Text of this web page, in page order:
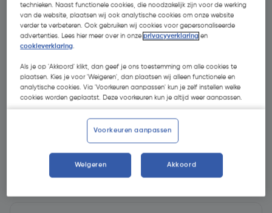
€ 181,65| Excl. btw € 150,12
technieken. Naast functionele cookies, die noodzakelijk zijn voor de werking
van de website, plaatsen wij ook analytische cookies om onze website
verder te verbeteren. Ook gebruiken wij cookies voor gepersonaliseerde
advertenties. Lees hier meer over in onzeprivacyverklaring en
cookieverklaring.
Als je op 'Akkoord' klikt, dan geef je ons toestemming om alle cookies te
plaatsen. Kies je voor 'Weigeren', dan plaatsen wij alleen functionele en
analytische cookies. Via 'Voorkeuren aanpassen' kun je zelf instellen welke
cookies worden geplaatst. Deze voorkeuren kun je altijd weer aanpassen.
Voorkeuren aanpassen
Weigeren Akkoord